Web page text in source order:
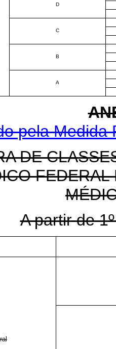
D
C
B
A
pela Medida
DE
A partir de